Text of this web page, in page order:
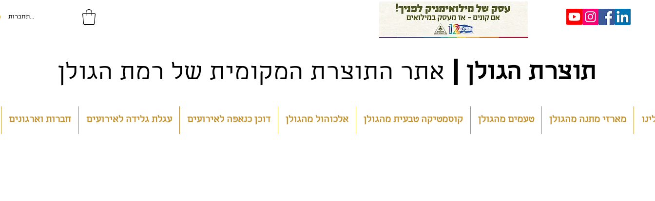
להתחברות
תוצרת הגולן אתר התוצרת המקומית של רמת הגולן
חברות וארגונים עגלת גלידה לאירועים דוכן כנאפה לאירועים אלכוהול מהגולן קוסמטיקה טבעית מהגולן טעמים מהגולן מארזי מתנה מהגולן